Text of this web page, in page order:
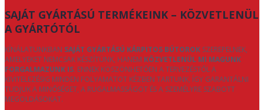
SAJÁT GYÁRTÁSÚ TERMÉKEINK – KÖZVETLENÜL
A GYÁRTÓTÓL
KÍNÁLATUNKBAN SAJÁT GYÁRTÁSÚ KÁRPITOS BÚTOROK SZEREPELNEK,
AMELYEKET NEMCSAK KÉSZÍTÜNK, HANEM KÖZVETLENÜL MI MAGUNK
FORGALMAZUNK IS. ENNEK KÖSZÖNHETŐEN A TERVEZÉSTŐL A
KIVITELEZÉSIG MINDEN FOLYAMATOT KÉZBEN TARTUNK, ÍGY GARANTÁLNI
TUDJUK A MINŐSÉGET, A RUGALMASSÁGOT ÉS A SZEMÉLYRE SZABOTT
MEGOLDÁSOKAT.